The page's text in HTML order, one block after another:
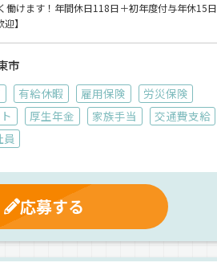
けます！年間休日118日＋初年度付与年休15日
】
市
有給休暇 雇用保険
労災保険
厚生年金 家族手当
交通費支給
員
応募する